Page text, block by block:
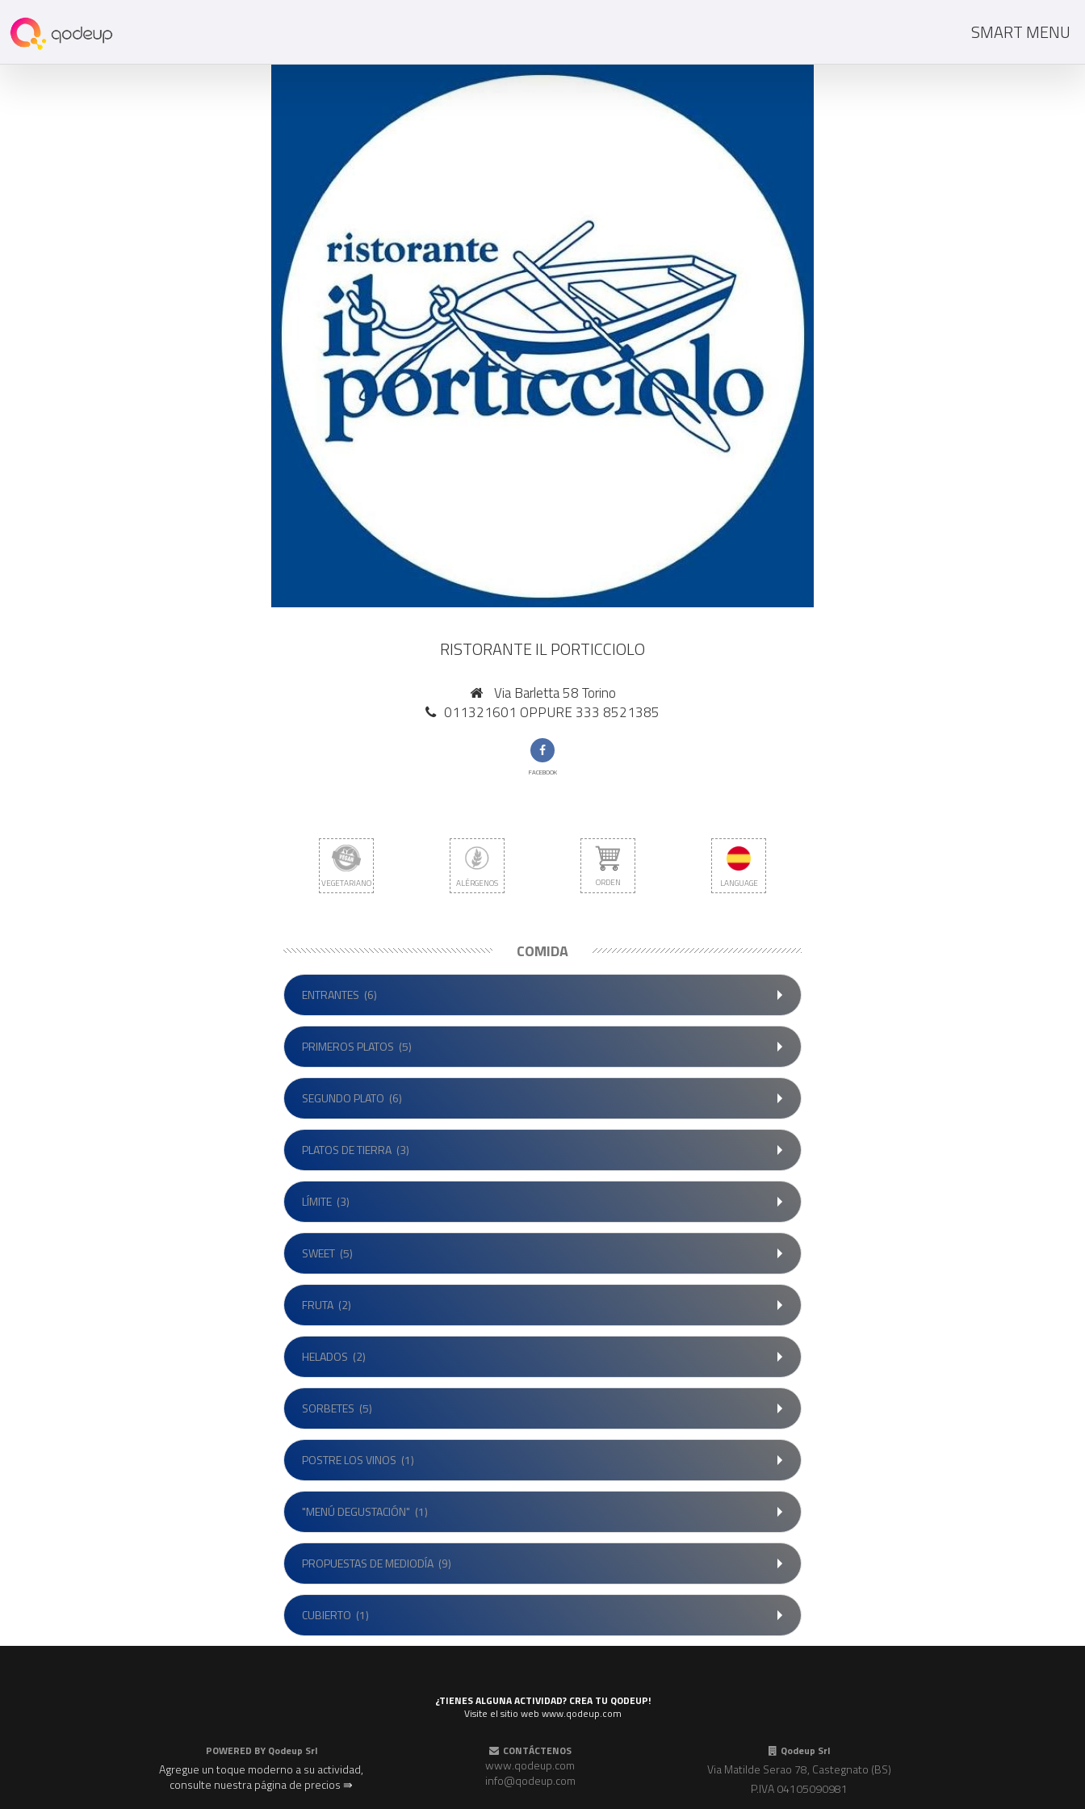
SMART MENU
RISTORANTE IL PORTICCIOLO
Via Barletta 58 Torino
011321601 OPPURE 333 8521385
FACEBOOK
VEGETARIANO ALÉRGENOS ORDEN LANGUAGE
COMIDA
ENTRANTES (6)
PRIMEROS PLATOS (5)
SEGUNDO PLATO (6)
PLATOS DE TIERRA (3)
LÍMITE (3)
SWEET (5)
FRUTA (2)
HELADOS (2)
SORBETES (5)
POSTRE LOS VINOS (1)
"MENÚ DEGUSTACIÓN" (1)
PROPUESTAS DE MEDIODÍA (9)
CUBIERTO (1)
¿TIENES ALGUNA ACTIVIDAD? CREA TU QODEUP!
Visite el sitio web www.qodeup.com
POWERED BY Qodeup Srl
Agregue un toque moderno a su actividad,
consulte nuestra página de precios ⇛
CONTÁCTENOS
www.qodeup.com
info@qodeup.com
Qodeup Srl
Via Matilde Serao 78, Castegnato (BS)
P.IVA 04105090981